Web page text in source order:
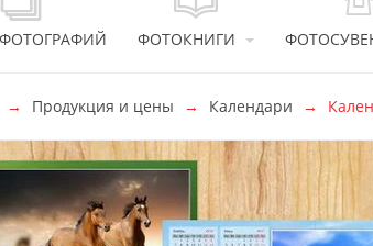
ФОТОКНИГИ
Продукция и цены Календари